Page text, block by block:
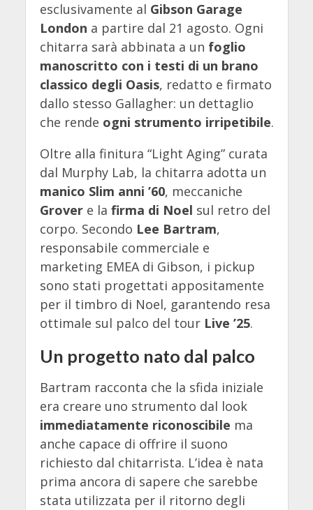
esclusivamente al Gibson Garage
London a partire dal 21 agosto. Ogni
chitarra sarà abbinata a un foglio
manoscritto con i testi di un brano
classico degli Oasis, redatto e firmato
dallo stesso Gallagher: un dettaglio
che rende ogni strumento irripetibile.
Oltre alla finitura “Light Aging” curata
dal Murphy Lab, la chitarra adotta un
manico Slim anni ’60, meccaniche
Grovere la firma di Noel sul retro del
corpo. Secondo Lee Bartram,
responsabile commerciale e
marketing EMEA di Gibson, i pickup
sono stati progettati appositamente
per il timbro di Noel, garantendo resa
ottimale sul palco del tour Live ’25.
Un progetto nato dal palco
Bartram racconta che la sfida iniziale
era creare uno strumento dal look
immediatamente riconoscibile ma
anche capace di offrire il suono
richiesto dal chitarrista. L’idea è nata
prima ancora di sapere che sarebbe
stata utilizzata per il ritorno degli